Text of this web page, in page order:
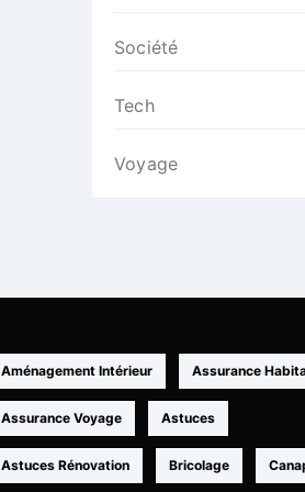
Société
Tech
Voyage
Aménagement Intérieur Assurance
Assurance Voyage Astuces
Astuces Rénovation Bricolage